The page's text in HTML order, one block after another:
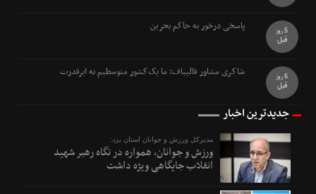
پاسخی درخور به حاکم بحرین
5 روز
قبل
شاکری مشاور قالیباف: ما یک‌کشور متوسطیم نه ابرقدرت
6 روز
قبل
جدیدترین اخبار
مدیرکل ورزش و جوانان استان یزد:
ورزش و جوانان، همواره در نگاه رهبر شهید
انقلاب جایگاهی ویژه داشت